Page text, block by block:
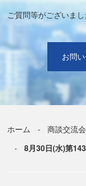
ご質問等がございま
お問
ホーム
商談交流
8月30日(水)第